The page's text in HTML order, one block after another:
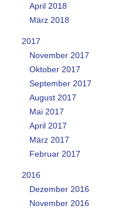
April 2018
März 2018
2017
November 2017
Oktober 2017
September 2017
August 2017
Mai 2017
April 2017
März 2017
Februar 2017
2016
Dezember 2016
November 2016